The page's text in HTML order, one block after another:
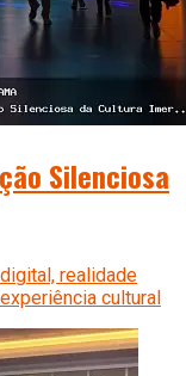
Silenciosa
realidade
cultural